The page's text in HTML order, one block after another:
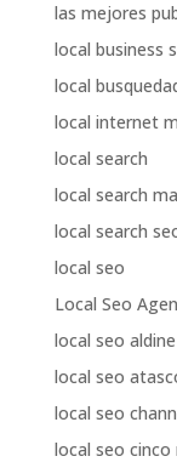
las mejores
local business
local
local internet
local search
local search
local search
local seo
Local Seo
local seo
local seo
local seo
local seo cinco